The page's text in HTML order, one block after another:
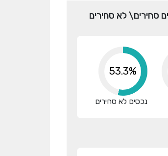
סחירים\ לא סחירים
53.3%
נכסים לא סחירים